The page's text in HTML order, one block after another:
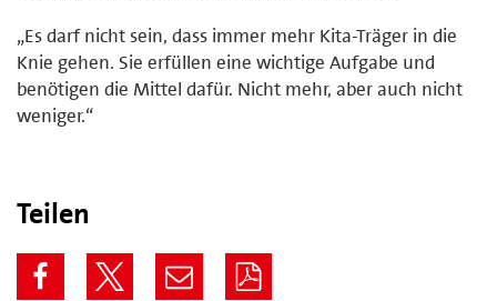
„Es darf nicht sein, dass immer mehr Kita-Träger in die
Knie gehen. Sie erfüllen eine wichtige Aufgabe und
benötigen die Mittel dafür. Nicht mehr, aber auch nicht
weniger.“
Teilen